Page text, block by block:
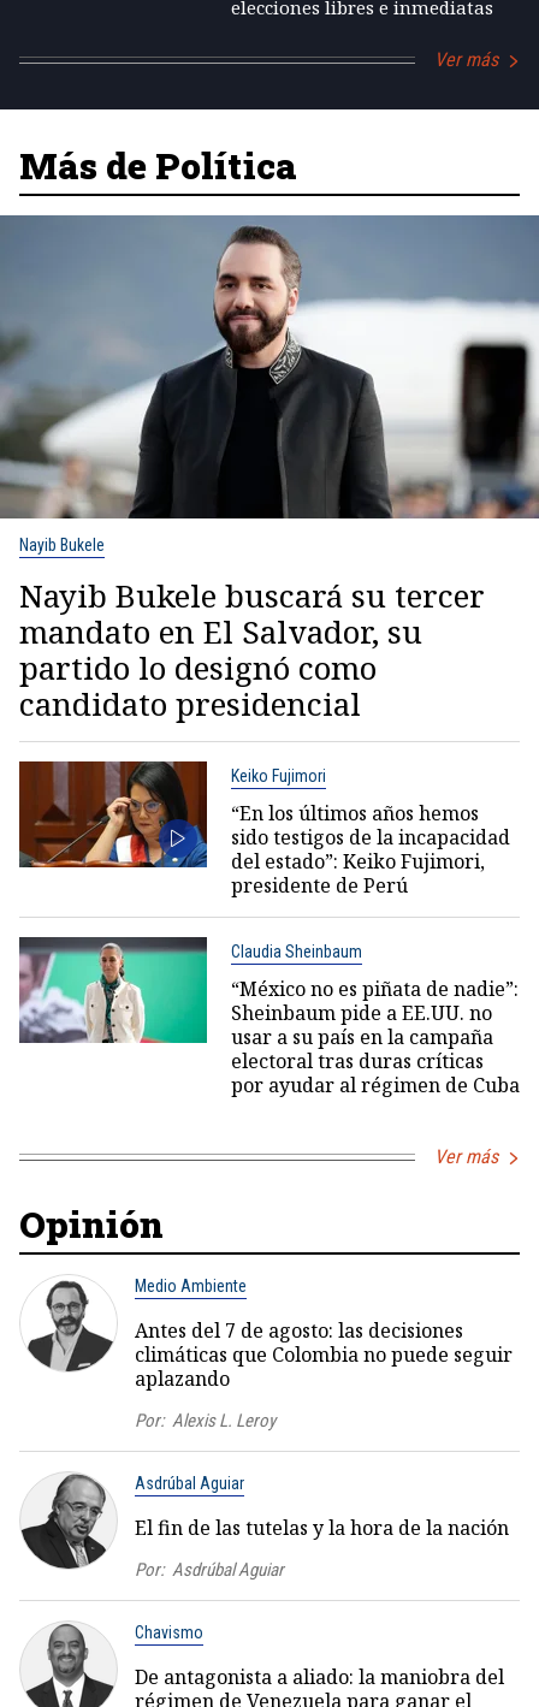
elecciones libres e inmediatas
Ver más
Más de Política
Nayib Bukele
Nayib Bukele buscará su tercer
mandato en El Salvador, su
partido lo designó como
candidato presidencial
Keiko Fujimori
“En los últimos años hemos
sido testigos de la incapacidad
del estado”: Keiko Fujimori,
presidente de Perú
Claudia Sheinbaum
“México no es piñata de nadie”:
Sheinbaum pide a EE.UU. no
usar a su país en la campaña
electoral tras duras críticas
por ayudar al régimen de Cuba
Ver más
Opinión
Medio Ambiente
Antes del 7 de agosto: las decisiones
climáticas que Colombia no puede seguir
aplazando
Por: Alexis L. Leroy
Asdrúbal Aguiar
El fin de las tutelas y la hora de la nación
Por: Asdrúbal Aguiar
Chavismo
De antagonista a aliado: la maniobra del
régimen de Venezuela para ganar el